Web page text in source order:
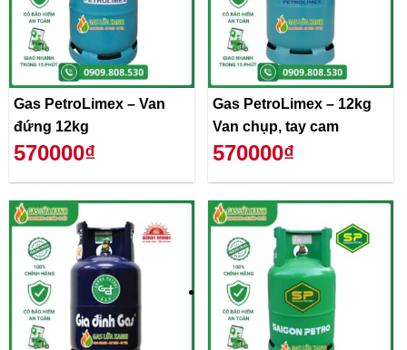
Gas PetroLimex – Van
đứng 12kg
570000₫
Gas PetroLimex – 12kg
Van chụp, tay cam
570000₫